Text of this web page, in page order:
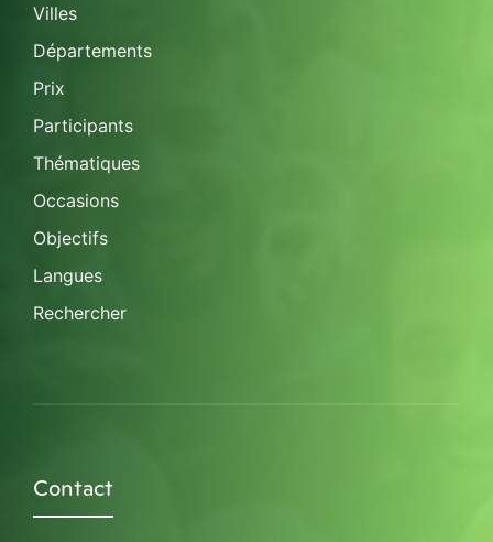
Villes
Départements
Prix
Participants
Thématiques
Occasions
Objectifs
Langues
Rechercher
Contact